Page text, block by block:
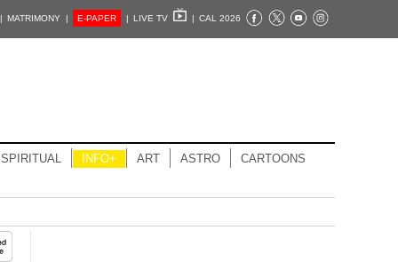
MATRIMONY | E-PAPER | LIVE TV | CAL 2026
SPIRITUAL INFO+ ART ASTRO CARTOONS